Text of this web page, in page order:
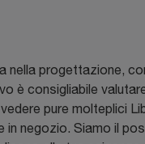
progettazione,
è consigliabile
pure molteplici
in negozio. Siamo il